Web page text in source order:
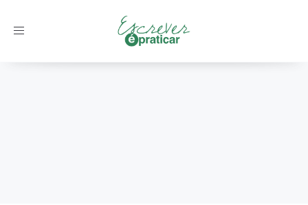
Toggle